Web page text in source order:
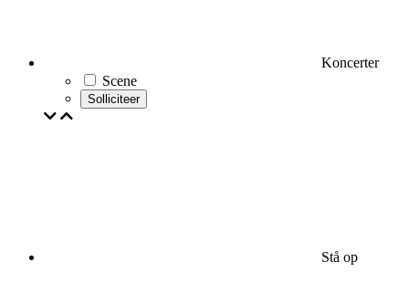
Koncerter
Scene
Solliciteer
Stå op